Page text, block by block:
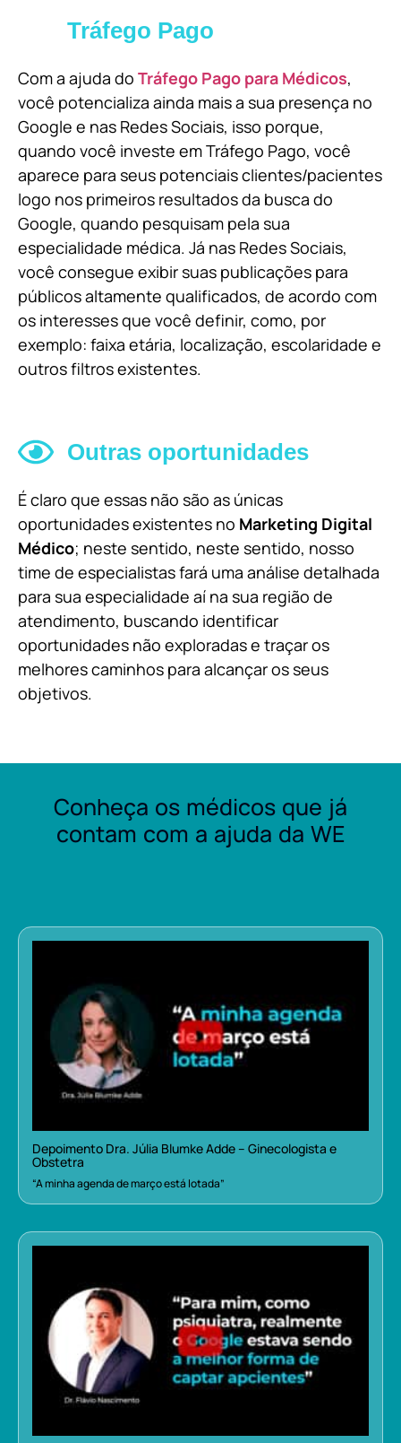
Tráfego Pago
Com a ajuda do Tráfego Pago para Médicos,
você potencializa ainda mais a sua presença no
Google e nas Redes Sociais, isso porque,
quando você investe em Tráfego Pago, você
aparece para seus potenciais clientes/pacientes
logo nos primeiros resultados da busca do
Google, quando pesquisam pela sua
especialidade médica. Já nas Redes Sociais,
você consegue exibir suas publicações para
públicos altamente qualificados, de acordo com
os interesses que você definir, como, por
exemplo: faixa etária, localização, escolaridade e
outros filtros existentes.
Outras oportunidades
É claro que essas não são as únicas
oportunidades existentes no Marketing Digital
Médico; neste sentido, neste sentido, nosso
time de especialistas fará uma análise detalhada
para sua especialidade aí na sua região de
atendimento, buscando identificar
oportunidades não exploradas e traçar os
melhores caminhos para alcançar os seus
objetivos.
Conheça os médicos que já
contam com a ajuda da WE
Depoimento Dra. Júlia Blumke Adde – Ginecologista e
Obstetra
“A minha agenda de março está lotada”